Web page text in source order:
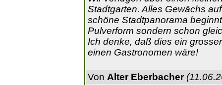
Stadtgarten. Alles Gewächs
schöne Stadtpanorama
Pulverform sondern schon
Ich denke, daß dies ein
einen Gastronomen wäre!
Von Alter Eberbacher